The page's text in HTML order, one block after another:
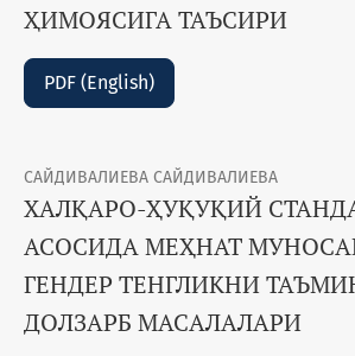
ҲИМОЯСИГА ТАЪСИРИ
PDF (English)
САЙДИВАЛИЕВА САЙДИВАЛИЕВА
ХАЛҚАРО-ҲУҚУҚИЙ
АСОСИДА МЕҲНАТ
ГЕНДЕР ТЕНГЛИКНИ
ДОЛЗАРБ МАСАЛАЛАРИ